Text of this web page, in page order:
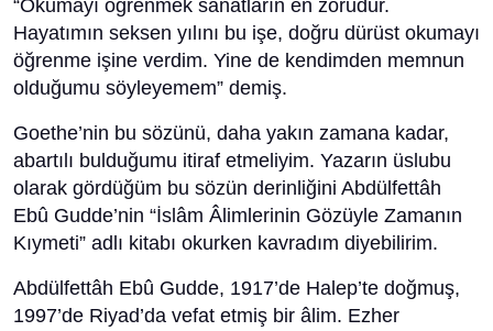
“Okumayı öğrenmek sanatların en zorudur.
Hayatımın seksen yılını bu işe, doğru dürüst okumayı
öğrenme işine verdim. Yine de kendimden memnun
olduğumu söyleyemem” demiş.
Goethe’nin bu sözünü, daha yakın zamana kadar,
abartılı bulduğumu itiraf etmeliyim. Yazarın üslubu
olarak gördüğüm bu sözün derinliğini Abdülfettâh
Ebû Gudde’nin “İslâm Âlimlerinin Gözüyle Zamanın
Kıymeti” adlı kitabı okurken kavradım diyebilirim.
Abdülfettâh Ebû Gudde, 1917’de Halep’te doğmuş,
1997’de Riyad’da vefat etmiş bir âlim. Ezher